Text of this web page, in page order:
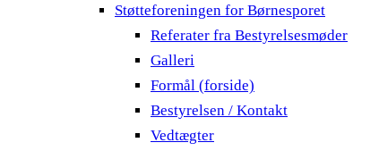
Støtteforeningen for Børnesporet
Referater fra Bestyrelsesmøder
Galleri
Formål (forside)
Bestyrelsen / Kontakt
Vedtægter